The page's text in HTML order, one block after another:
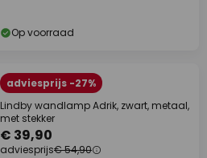
Op voorraad
adviesprijs -27%
Lindby wandlamp Adrik, zwart, metaal,
met stekker
€ 39,90
adviesprijs€ 54,90